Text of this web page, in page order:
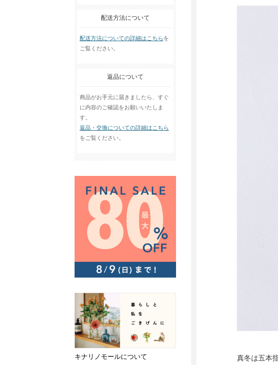
配送方法について
配送方法についての詳細はこちらを
ご覧ください。
返品について
商品がお手元に届きましたら、すぐ
に内容のご確認をお願いいたしま
す。
返品・交換についての詳細はこちら
をご覧ください。
キナリノモールについて
真冬は五本